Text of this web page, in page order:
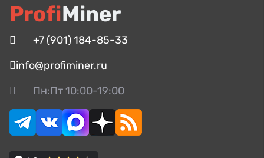
ProfiMiner
+7 (901) 184-85-33
info@profiminer.ru
Пн:Пт 10:00-19:00